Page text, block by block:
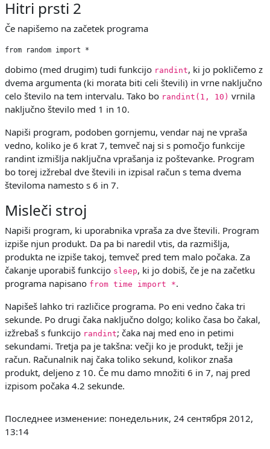
Hitri prsti 2
Če napišemo na začetek programa
from random import *
dobimo (med drugim) tudi funkcijo randint, ki jo pokličemo z
dvema argumenta (ki morata biti celi števili) in vrne naključno
celo število na tem intervalu. Tako bo randint(1, 10) vrnila
naključno število med 1 in 10.
Napiši program, podoben gornjemu, vendar naj ne vpraša
vedno, koliko je 6 krat 7, temveč naj si s pomočjo funkcije
randint izmišlja naključna vprašanja iz poštevanke. Program
bo torej izžrebal dve števili in izpisal račun s tema dvema
številoma namesto s 6 in 7.
Misleči stroj
Napiši program, ki uporabnika vpraša za dve števili. Program
izpiše njun produkt. Da pa bi naredil vtis, da razmišlja,
produkta ne izpiše takoj, temveč pred tem malo počaka. Za
čakanje uporabiš funkcijo sleep, ki jo dobiš, če je na začetku
programa napisano from time import *.
Napišeš lahko tri različice programa. Po eni vedno čaka tri
sekunde. Po drugi čaka naključno dolgo; koliko časa bo čakal,
izžrebaš s funkcijo randint; čaka naj med eno in petimi
sekundami. Tretja pa je takšna: večji ko je produkt, težji je
račun. Računalnik naj čaka toliko sekund, kolikor znaša
produkt, deljeno z 10. Če mu damo množiti 6 in 7, naj pred
izpisom počaka 4.2 sekunde.
Последнее изменение: понедельник, 24 сентября 2012,
13:14